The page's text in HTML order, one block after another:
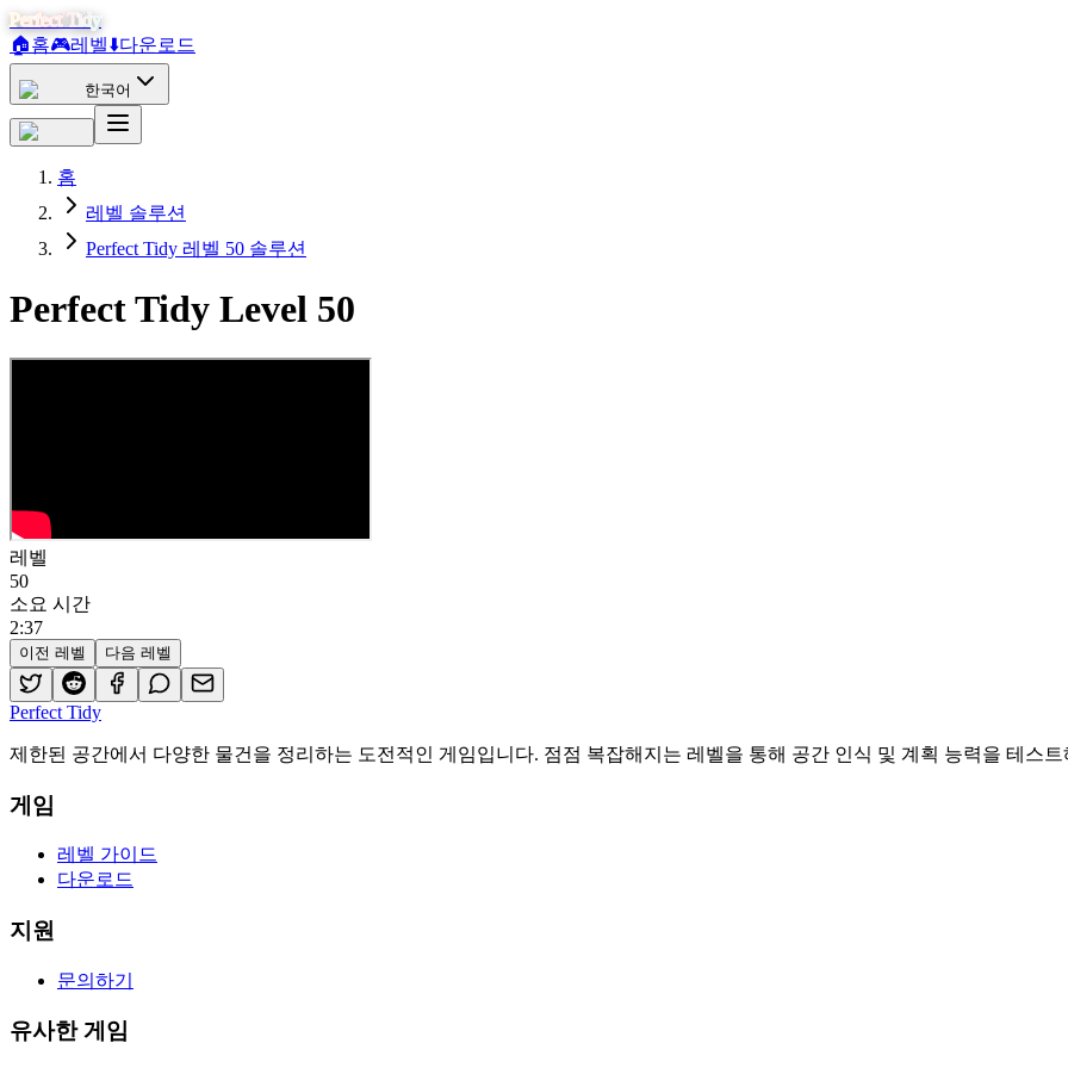
Perfect Tidy
🏠홈🎮레벨⬇️다운로드
한국어
홈
레벨 솔루션
Perfect Tidy 레벨 50 솔루션
Perfect Tidy Level 50
레벨
50
소요 시간
2:37
이전 레벨 다음 레벨
Perfect Tidy
제한된 공간에서 다양한 물건을 정리하는 도전적인 게임입니다. 점점 복잡해지는 레벨을 통해 공간 인식 및 계획 능력을 테스트
게임
레벨 가이드
다운로드
지원
문의하기
유사한 게임